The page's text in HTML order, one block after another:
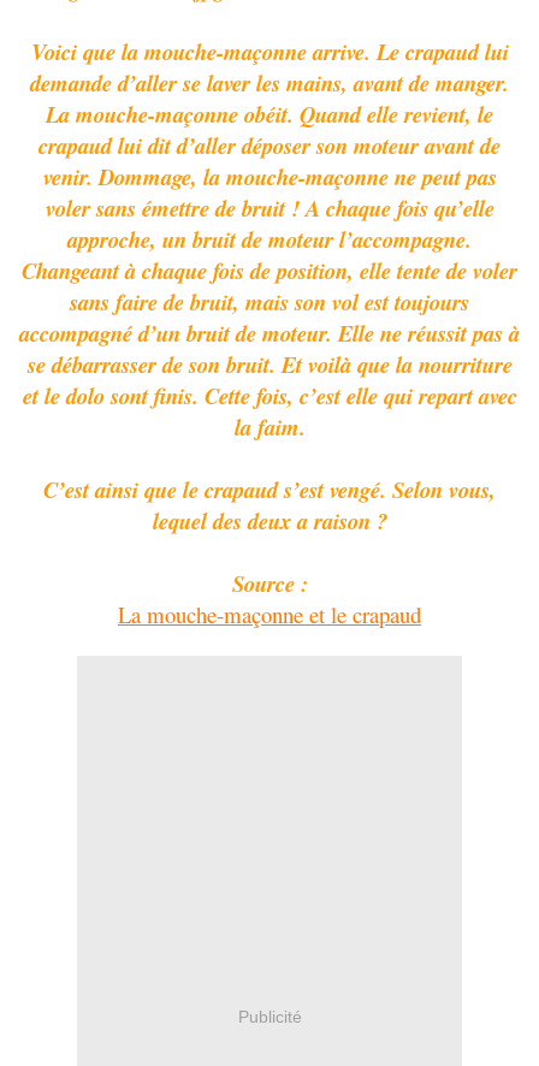
Voici que la mouche-maçonne arrive. Le crapaud lui
demande d’aller se laver les mains, avant de manger.
La mouche-maçonne obéit. Quand elle revient, le
crapaud lui dit d’aller déposer son moteur avant de
venir. Dommage, la mouche-maçonne ne peut pas
voler sans émettre de bruit ! A chaque fois qu’elle
approche, un bruit de moteur l’accompagne.
Changeant à chaque fois de position, elle tente de voler
sans faire de bruit, mais son vol est toujours
accompagné d’un bruit de moteur. Elle ne réussit pas à
se débarrasser de son bruit. Et voilà que la nourriture
et le dolo sont finis. Cette fois, c’est elle qui repart avec
la faim.
C’est ainsi que le crapaud s’est vengé. Selon vous,
lequel des deux a raison ?
Source :
La mouche-maçonne et le crapaud
Publicité